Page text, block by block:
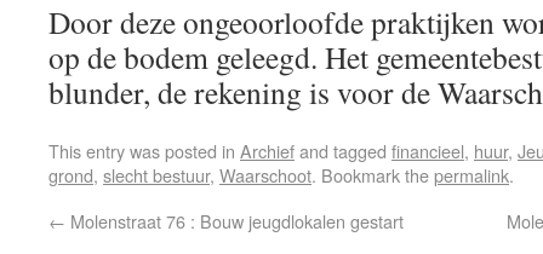
Door deze ongeoorloofde praktijken
op de bodem geleegd. Het
blunder, de rekening is voor de
This entry was posted in Archiefand tagged financieel, huur,
grond, slecht bestuur, Waarschoot. Bookmark thepermalink.
← Molenstraat 76 : Bouw jeugdlokalen gestart